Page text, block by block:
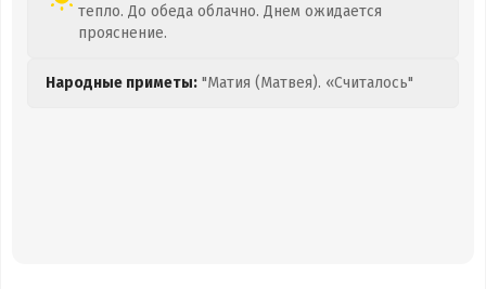
тепло. До обеда облачно. Днем ожидается
прояснение.
Народные приметы: "Матия (Матвея). «Считалось"